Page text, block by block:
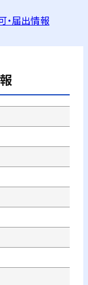
・届出情報